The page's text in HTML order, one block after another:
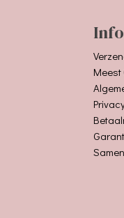
Meest